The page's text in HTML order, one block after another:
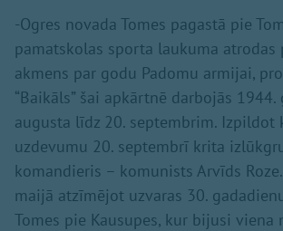
-Ogres novada Tomes pagastā pie
pamatskolas sporta laukuma atrodas
akmens par godu Padomu armijai,
“Baikāls” šai apkārtnē darbojās 1944.
augusta līdz 20. septembrim. Izpildot
uzdevumu 20. septembrī krita
komandieris – komunists Arvīds
maijā atzīmējot uzvaras 30.
Tomes pie Kausupes, kur bijusi viena